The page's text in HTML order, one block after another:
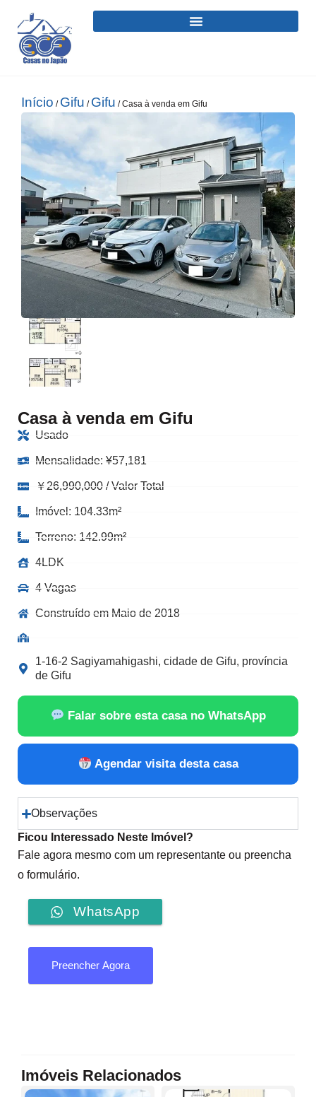
Início / Gifu / Gifu / Casa à venda em Gifu
Casa à venda em Gifu
Usado
Mensalidade: ¥57,181
￥26,990,000 / Valor Total
Imóvel: 104.33m²
Terreno: 142.99m²
4LDK
4 Vagas
Construído em Maio de 2018
1-16-2 Sagiyamahigashi, cidade de Gifu, província
de Gifu
Falar sobre esta casa no WhatsApp
Agendar visita desta casa
Observações
Ficou Interessado Neste Imóvel?
Fale agora mesmo com um representante ou preencha
o formulário.
WhatsApp
Preencher Agora
Imóveis Relacionados